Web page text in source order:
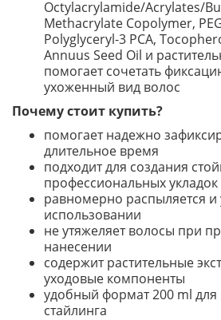
Octylacrylamide/Acrylates/
Methacrylate Copolymer,
Polyglyceryl-3 PCA,
Annuus Seed Oil и
помогает сочетать
ухоженный вид волос
Почему стоит купить?
помогает надежно
длительное время
подходит для создания
профессиональных укладок
равномерно распыляется и
использовании
не утяжеляет волосы при
нанесении
содержит растительные
уходовые компоненты
удобный формат 200 ml для
стайлинга